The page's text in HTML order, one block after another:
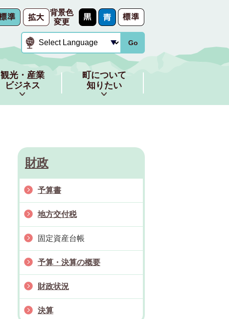
背景色
変更
Go
観光・産業
ビジネス
町について
知りたい
財政
予算書
地方交付税
固定資産台帳
予算・決算の概要
財政状況
決算